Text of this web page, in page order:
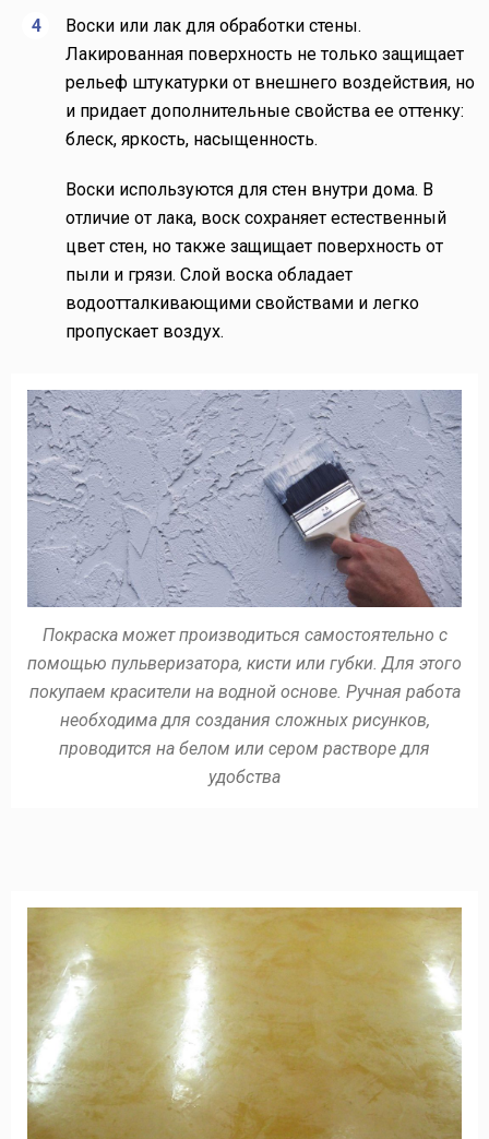
Воски или лак для обработки стены.
Лакированная поверхность не только защищает
рельеф штукатурки от внешнего воздействия, но
и придает дополнительные свойства ее оттенку:
блеск, яркость, насыщенность.
Воски используются для стен внутри дома. В
отличие от лака, воск сохраняет естественный
цвет стен, но также защищает поверхность от
пыли и грязи. Слой воска обладает
водоотталкивающими свойствами и легко
пропускает воздух.
Покраска может производиться самостоятельно с
помощью пульверизатора, кисти или губки. Для этого
покупаем красители на водной основе. Ручная работа
необходима для создания сложных рисунков,
проводится на белом или сером растворе для
удобства